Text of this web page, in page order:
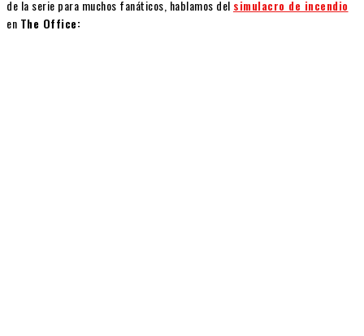
de la serie para muchos fanáticos, hablamos del simulacro de incendio
en The Office: